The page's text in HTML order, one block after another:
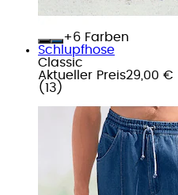
+
Farben
Schlupfhose
Classic
Aktueller Preis29,00 €
( 13 )